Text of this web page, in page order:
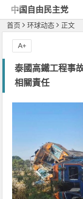
中国自由民主党
首页 环球动态 正文
泰國高鐵工程事
相關責任
A+